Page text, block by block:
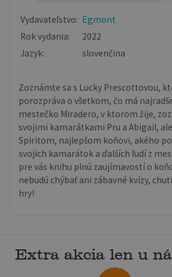
Vydavateľstvo: Egmont
Rok vydania:
2022
Jazyk:
slovenčina
Zoznámte sa s Lucky Prescottovou,
porozpráva o všetkom, čo má
mestečko Miradero, v ktorom žije,
svojimi kamarátkami Pru a Abigail,
Spiritom, najlepšom koňovi, akého
svojich kamarátok a ďalších ľudí z
pre vás knihu plnú zaujímavostí o
nebudú chýbať ani zábavné kvízy,
hry!
Extra akcia len u